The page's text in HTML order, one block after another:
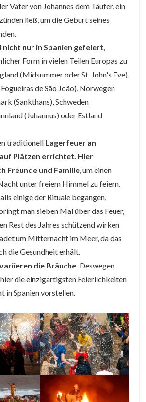
Vater von Johannes dem Täufer, ein
ließ, um die Geburt seines
nicht nur in Spanien gefeiert,
Form in vielen Teilen Europas zu
(Midsummer oder St. John's Eve),
de São João), Norwegen
(Sankthans), Schweden
(Juhannus) oder Estland
traditionell Lagerfeuer an
Plätzen errichtet. Hier
Freunde und Familie, um einen
unter freiem Himmel zu feiern.
einige der Rituale begangen,
man sieben Mal über das Feuer,
Rest des Jahres schützend wirken
um Mitternacht im Meer, da das
die Gesundheit erhält.
die Bräuche. Deswegen
die einzigartigsten Feierlichkeiten
in Spanien vorstellen.